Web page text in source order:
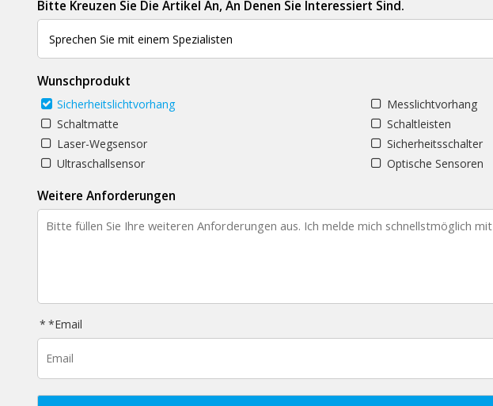
Bitte Kreuzen Sie Die Artikel An, An Denen Sie Interessiert Sind.
Wunschprodukt
Sicherheitslichtvorhang Messlichtvorhang
Schaltmatte
Schaltleisten
Laser-Wegsensor
Sicherheitsschalter
Ultraschallsensor
Optische Sensoren
Weitere Anforderungen
*Email